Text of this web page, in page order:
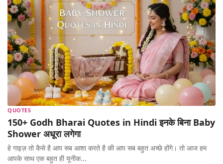
QUOTES
150+ Godh Bharai Quotes in Hindi इनके बिना Baby
Shower अधूरा लगेगा
हे गाइज़ तो कैसे है आप सब आशा करते है की आप सब बहुत अच्छे होंगे। तो आज हम
आपके साथ एक बहुत ही यूनीक...